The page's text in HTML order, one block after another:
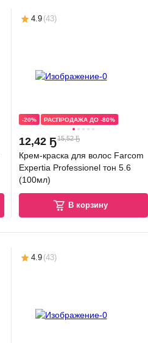
4.9 (43)
-20% РАСПРОДАЖА ДО -80%
12,42 Ҕ15,52 Ҕ
Крем-краска для волос Farcom
Expertia Professionel тон 5.6
(100мл)
В корзину
4.9 (43)